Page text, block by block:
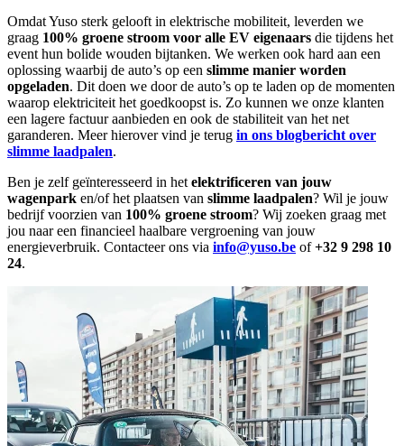
Omdat Yuso sterk gelooft in elektrische mobiliteit, leverden we
graag 100% groene stroom voor alle EV eigenaars die tijdens het
event hun bolide wouden bijtanken. We werken ook hard aan een
oplossing waarbij de auto’s op een slimme manier worden
opgeladen. Dit doen we door de auto’s op te laden op de momenten
waarop elektriciteit het goedkoopst is. Zo kunnen we onze klanten
een lagere factuur aanbieden en ook de stabiliteit van het net
garanderen. Meer hierover vind je terug in ons blogbericht over
slimme laadpalen.
Ben je zelf geïnteresseerd in het elektrificeren van jouw
wagenpark en/of het plaatsen van slimme laadpalen? Wil je jouw
bedrijf voorzien van 100% groene stroom? Wij zoeken graag met
jou naar een financieel haalbare vergroening van jouw
energieverbruik. Contacteer ons via info@yuso.be of+32 9 298 10
24.